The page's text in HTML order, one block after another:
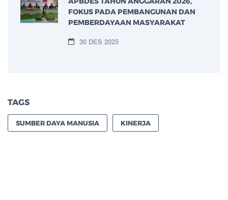
FOKUS PADA PEMBANGUNAN DAN
PEMBERDAYAAN MASYARAKAT
30 DES 2025
TAGS
SUMBER DAYA MANUSIA KINERJA